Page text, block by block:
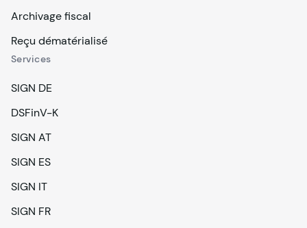
Archivage fiscal
Reçu dématérialisé
Services
SIGN DE
DSFinV-K
SIGN AT
SIGN ES
SIGN IT
SIGN FR